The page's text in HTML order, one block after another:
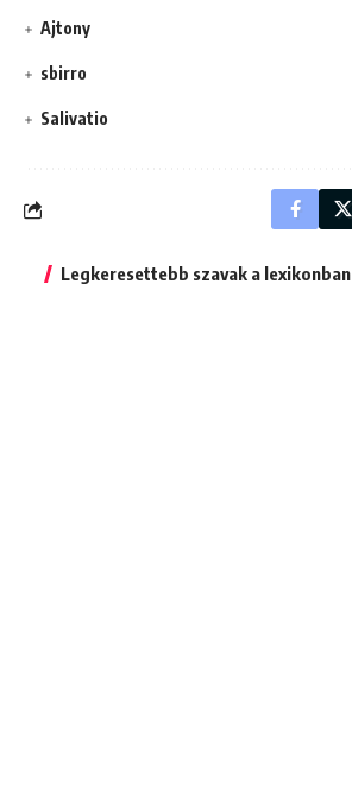
Ajtony
sbirro
Salivatio
Legkeresettebb szavak a lexikonban